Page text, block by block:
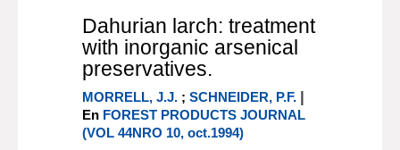
Dahurian larch: treatment
with inorganic arsenical
preservatives.
MORRELL, J.J. ;SCHNEIDER, P.F. |
En FOREST PRODUCTS JOURNAL
(VOL 44NRO 10, oct.1994)